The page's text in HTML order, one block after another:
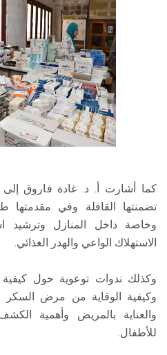
كما أشارت أ. د. غادة فاروق إلى
تضمنتها القافلة وفي مقدمتها
وخاصة داخل المنازل وترشيد
الاستهلاك الواعي والهدر الغذائي.
وكذلك ندوات توعوية حول كيفية
وكيفية الوقاية من مرض السكر
والعناية بالمريض وأهمية
للأطفال.